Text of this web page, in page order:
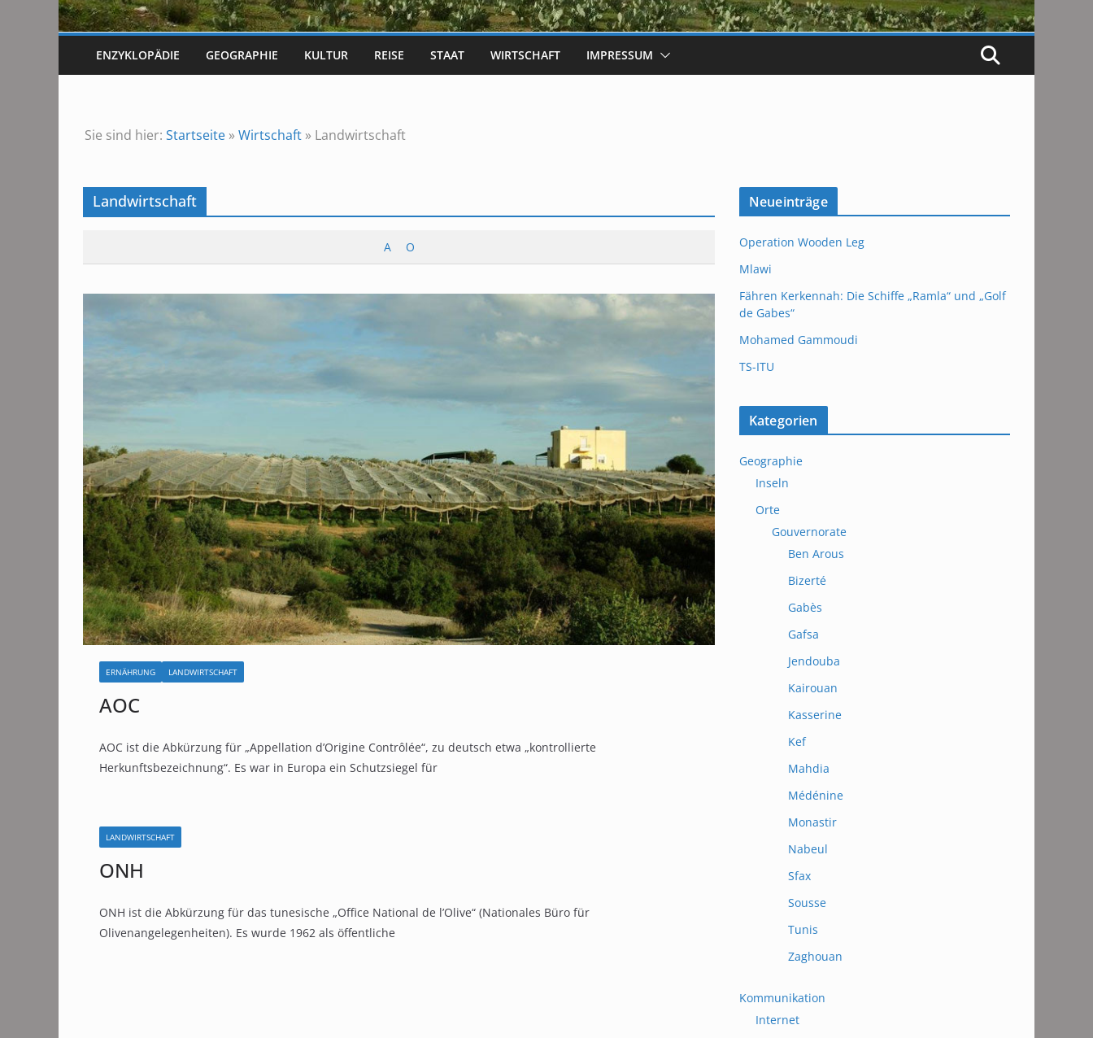
ENZYKLOPÄDIE GEOGRAPHIE KULTUR REISE STAAT WIRTSCHAFT IMPRESSUM
Sie sind hier: Startseite »Wirtschaft » Landwirtschaft
Landwirtschaft
A O
ERNÄHRUNG LANDWIRTSCHAFT
AOC
AOC ist die Abkürzung für „Appellation d’Origine Contrôlée“, zu deutsch etwa „kontrollierte
Herkunftsbezeichnung“. Es war in Europa ein Schutzsiegel für
LANDWIRTSCHAFT
ONH
ONH ist die Abkürzung für das tunesische „Office National de l’Olive“ (Nationales Büro für
Olivenangelegenheiten). Es wurde 1962 als öffentliche
Neueinträge
Operation Wooden Leg
Mlawi
Fähren Kerkennah: Die Schiffe „Ramla“ und „Golf
de Gabes“
Mohamed Gammoudi
TS-ITU
Kategorien
Geographie
Inseln
Orte
Gouvernorate
Ben Arous
Bizerté
Gabès
Gafsa
Jendouba
Kairouan
Kasserine
Kef
Mahdia
Médénine
Monastir
Nabeul
Sfax
Sousse
Tunis
Zaghouan
Kommunikation
Internet